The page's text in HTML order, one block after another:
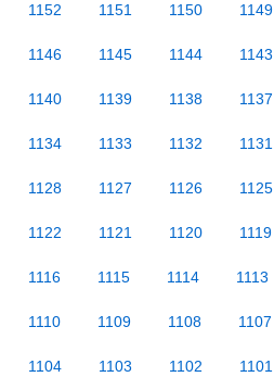
1152 1151 1150 1149
1146 1145 1144 1143
1140 1139 1138 1137
1134 1133 1132 1131
1128 1127 1126 1125
1122 1121 1120 1119
1116 1115 1114 1113
1110 1109 1108 1107
1104 1103 1102 1101